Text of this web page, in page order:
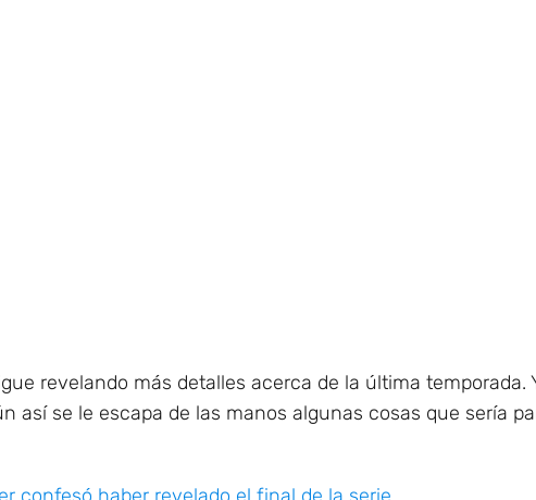
revelando más detalles acerca de la última temporada.
así se le escapa de las manos algunas cosas que sería